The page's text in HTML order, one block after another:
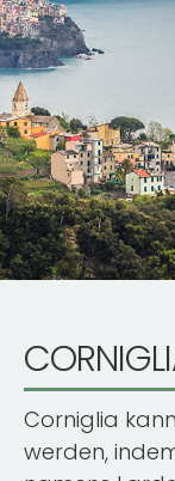
Corniglia
werden,